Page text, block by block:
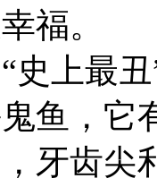
福。
史上最
鱼，它
牙齿尖